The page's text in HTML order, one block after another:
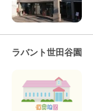
ラバント世田谷園